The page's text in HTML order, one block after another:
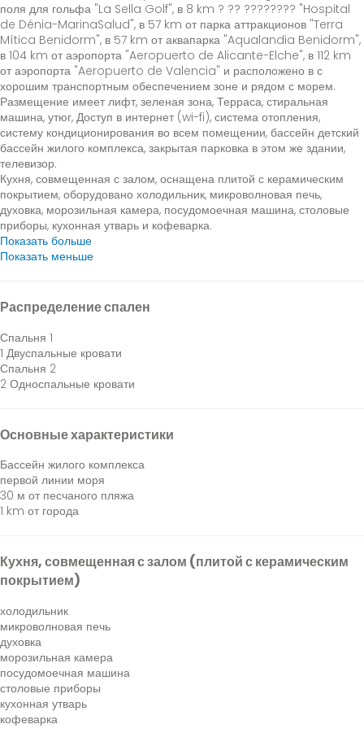
поля для гольфа "La Sella Golf", в 8 km ? ?? ???????? "Hospital
de Dénia-MarinaSalud", в 57 km от парка аттракционов "Terra
Mítica Benidorm", в 57 km от аквапарка "Aqualandia Benidorm",
в 104 km от аэропорта "Aeropuerto de Alicante-Elche", в 112 km
от аэропорта "Aeropuerto de Valencia" и расположено в с
хорошим транспортным обеспечением зоне и рядом с морем.
Размещение имеет лифт, зеленая зона, Терраса, стиральная
машина, утюг, Доступ в интернет (wi-fi), система отопления,
систему кондиционирования во всем помещении, бассейн детский
бассейн жилого комплекса, закрытая парковка в этом же здании,
телевизор.
Кухня, совмещенная с залом, оснащена плитой с керамическим
покрытием, оборудовано холодильник, микроволновая печь,
духовка, морозильная камера, посудомоечная машина, столовые
приборы, кухонная утварь и кофеварка.
Показать больше
Показать меньше
Распределение спален
Спальня 1
1 Двуспальные кровати
Спальня 2
2 Односпальные кровати
Основные характеристики
Бассейн жилого комплекса
первой линии моря
30 м от песчаного пляжа
1 km от города
Кухня, совмещенная с залом (плитой с керамическим
покрытием)
холодильник
микроволновая печь
духовка
морозильная камера
посудомоечная машина
столовые приборы
кухонная утварь
кофеварка